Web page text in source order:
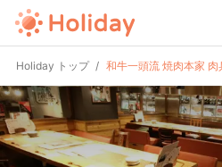
Holiday トップ 和牛一頭流 焼肉本家